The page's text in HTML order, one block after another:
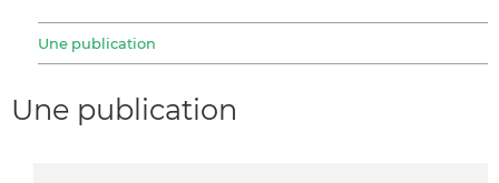
Une publication
Une publication